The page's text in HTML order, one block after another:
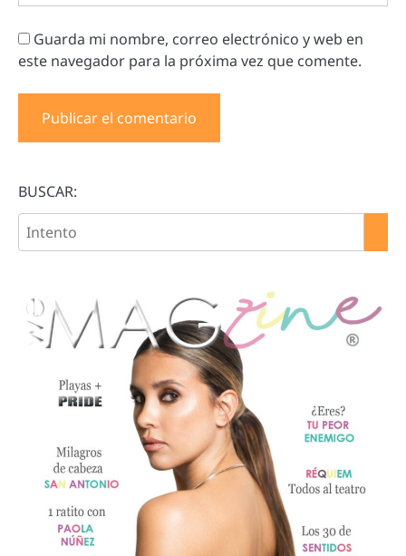
Guarda mi nombre, correo electrónico y web en
este navegador para la próxima vez que comente.
BUSCAR: